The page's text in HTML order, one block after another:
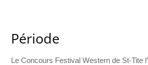
Période
Le Concours Festival Western de St-Tite